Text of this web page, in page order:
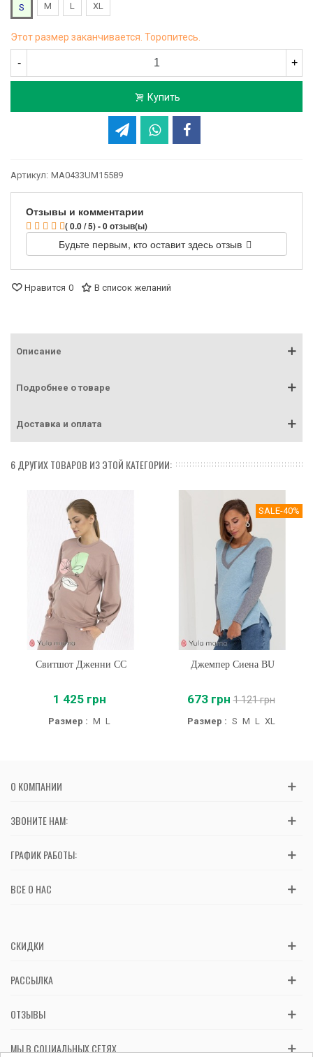
S
M L XL
Этот размер заканчивается. Торопитесь.
- +
Купить
Артикул: MA0433UM15589
Отзывы и комментарии
( 0.0 / 5) - 0 отзыв(ы)
Будьте первым, кто оставит здесь отзыв
Нравится 0 В список желаний
Описание
Подробнее о товаре
Доставка и оплата
6 ДРУГИХ ТОВАРОВ ИЗ ЭТОЙ КАТЕГОРИИ:
Свитшот Дженни CC
1 425 грн
Размер : M L
SALE-40%
Джемпер Сиена BU
673 грн 1 121 грн
Размер : S M L XL
О КОМПАНИИ
ЗВОНИТЕ НАМ:
ГРАФИК РАБОТЫ:
ВСЕ О НАС
СКИДКИ
РАССЫЛКА
ОТЗЫВЫ
МЫ В СОЦИАЛЬНЫХ СЕТЯХ